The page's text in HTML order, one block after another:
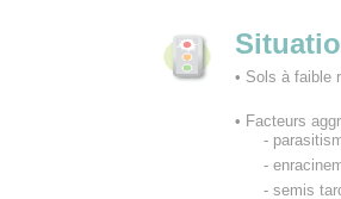
• Sols à faible
• Facteurs
-
-
- semis